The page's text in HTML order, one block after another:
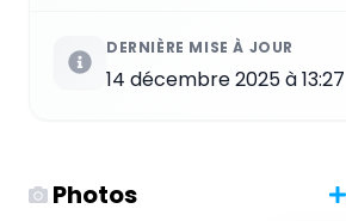
DERNIÈRE MISE À JOUR
14 décembre 2025 à 13:27
Photos